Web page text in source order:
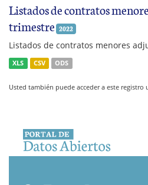
Listados de contratos
trimestre 2022
Listados de contratos menores
XLS CSV ODS
Usted también puede acceder a este registro